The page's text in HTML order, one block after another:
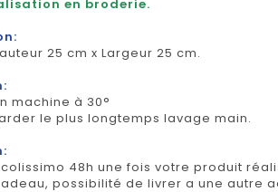
en broderie.
25 cm x Largeur 25 cm.
machine à 30°
le plus longtemps lavage main.
48h une fois votre produit
possibilité de livrer a une autre